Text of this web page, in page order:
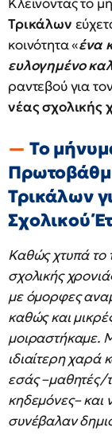
Τρικάλων
κοινότητα «ένα
ευλογημένο
ραντεβού για
νέας σχολικής
Το
Τρικάλων
Σχολικού
Καθώς χτυπά το
σχολικής
με όμορφες
καθώς και
μοιραστήκαμε.
ιδιαίτερη χαρά
εσάς –μαθητές/
κηδεμόνες–
συνέβαλαν